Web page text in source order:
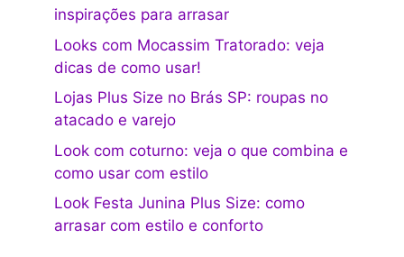
inspirações para arrasar
Looks com Mocassim Tratorado: veja
dicas de como usar!
Lojas Plus Size no Brás SP: roupas no
atacado e varejo
Look com coturno: veja o que combina e
como usar com estilo
Look Festa Junina Plus Size: como
arrasar com estilo e conforto